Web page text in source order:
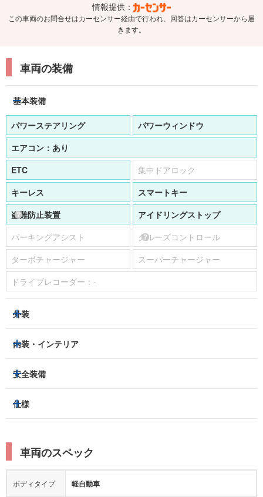
情報提供：
この車両のお問合せはカーセンサー経由で行われ、回答はカーセンサーから届
きます。
車両の装備
基本装備
パワーステアリング
パワーウィンドウ
エアコン： あり
ETC
集中ドアロック
キーレス
スマートキー
盗難防止装置
アイドリングストップ
パーキングアシスト
クルーズコントロール
ターボチャージャー
スーパーチャージャー
ドライブレコーダー： -
外装
ヘッドライト
アルミホイール：-
サンルーフ/ガラスルーフ
ルーフレール
エアロパーツ
ローダウン
内装・インテリア
3列シート
ベンチシート
パワーシート
シートヒーター
カーナビ：ナビ
安全装備
トラクションコントロール
レーンキープアシスト
横滑り防止装置
衝突被害軽減プレーキ
カメラ：-
仕様
車両のスペック
ボディタイプ 軽自動車